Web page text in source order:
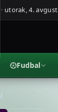
utorak, 4.
Fudbal